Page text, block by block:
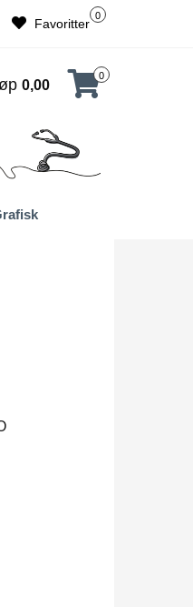
0
Favoritter
0,00
0